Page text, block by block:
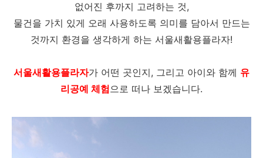
없어진 후까지 고려하는 것,
물건을 가치 있게 오래 사용하도록 의미를 담아서 만드는
것까지 환경을 생각하게 하는 서울새활용플라자!
서울새활용플라자가 어떤 곳인지, 그리고 아이와 함께 유
리공예 체험으로 떠나 보겠습니다.